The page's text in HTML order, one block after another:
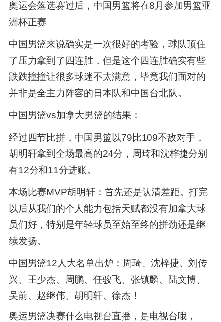
奥运会落选赛过后，中国男篮将在8月参加男篮亚
洲杯正赛
中国男篮来说确实是一次很好的考验，球队顶住
了压力拿到了四连胜，但是这个四连胜确实有些
跌跌撞撞让很多球迷不太满意，毕竟我们面对的
并非是全主力阵容的日本队和中国台北队。
中国男篮vs加拿大男篮的结果：
经过四节比拼，中国男篮以79比109不敌对手，
胡明轩拿到全场最高的24分，周琦和沈梓捷分别
有12分和11分进账。
本场比赛MVP胡明轩：首先还是认清差距。打完
以后从我们的个人能力包括天赋都没有加拿大球
员们好，特别是年轻球员至始至终的拼劲还是继
续发扬。
中国男篮12人大名单出炉：周琦、沈梓捷、刘传
兴、王少杰、周鹏、任骏飞、张镇麟、陆文博、
吴前、赵继伟、胡明轩、徐杰！
奥运男篮决赛什么电视台直播，是电视台哦，